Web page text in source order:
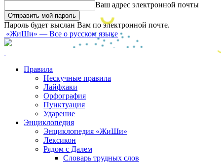
Ваш адрес электронной почты
Пароль будет выслан Вам по электронной почте.
«ЖиШи» — Все о русском языке
Правила
Нескучные правила
Лайфхаки
Орфография
Пунктуация
Ударение
Энциклопедия
Энциклопедия «ЖиШи»
Лексикон
Рядом с Далем
Словарь трудных слов